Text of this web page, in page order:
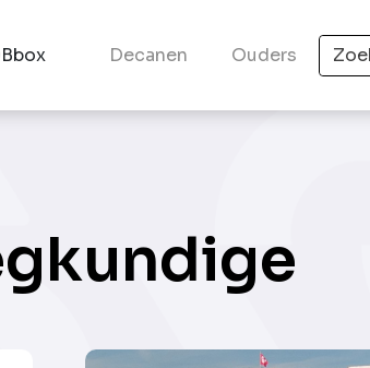
Decanen Ouders